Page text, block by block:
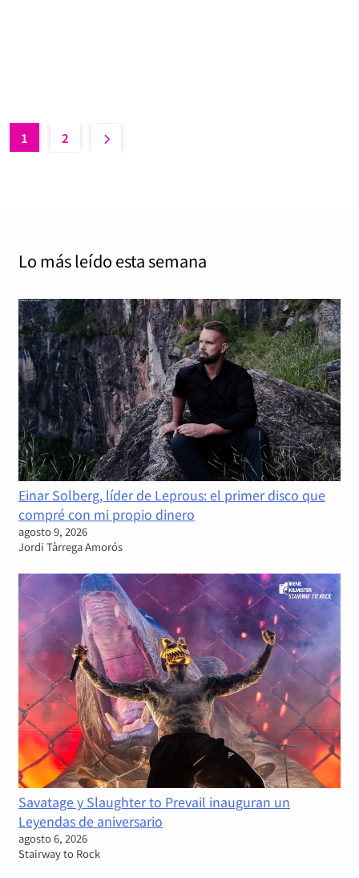
Read More
1 2
Lo más leído esta semana
Einar Solberg, líder de Leprous: el primer disco que
compré con mi propio dinero
agosto 9, 2026
Jordi Tàrrega Amorós
Savatage y Slaughter to Prevail inauguran un
Leyendas de aniversario
agosto 6, 2026
Stairway to Rock